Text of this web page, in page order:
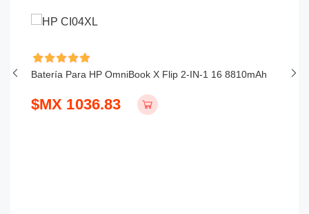
Batería Para HP OmniBook X Flip 2-IN-1 16 8810mAh
$MX 1036.83